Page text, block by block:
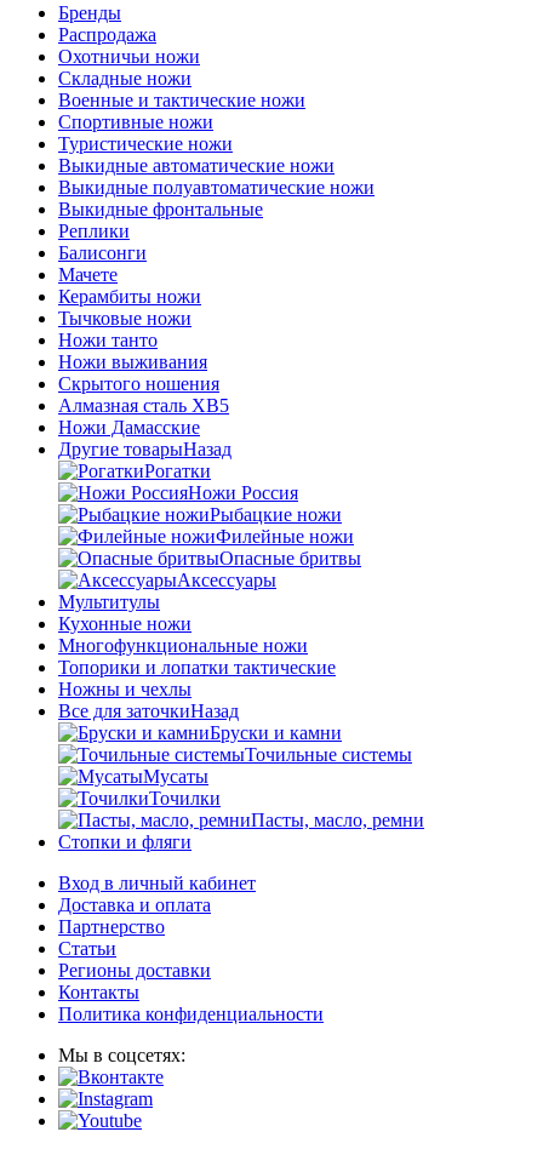
Бренды
Распродажа
Охотничьи ножи
Складные ножи
Военные и тактические ножи
Спортивные ножи
Туристические ножи
Выкидные автоматические ножи
Выкидные полуавтоматические ножи
Выкидные фронтальные
Реплики
Балисонги
Мачете
Керамбиты ножи
Тычковые ножи
Ножи танто
Ножи выживания
Скрытого ношения
Алмазная сталь ХВ5
Ножи Дамасские
Другие товарыНазад
Рогатки
Ножи Россия
Рыбацкие ножи
Филейные ножи
Опасные бритвы
Аксессуары
Мультитулы
Кухонные ножи
Многофункциональные ножи
Топорики и лопатки тактические
Ножны и чехлы
Все для заточкиНазад
Бруски и камни
Точильные системы
Мусаты
Точилки
Пасты, масло, ремни
Стопки и фляги
Вход в личный кабинет
Доставка и оплата
Партнерство
Статьи
Регионы доставки
Контакты
Политика конфиденциальности
Мы в соцсетях: